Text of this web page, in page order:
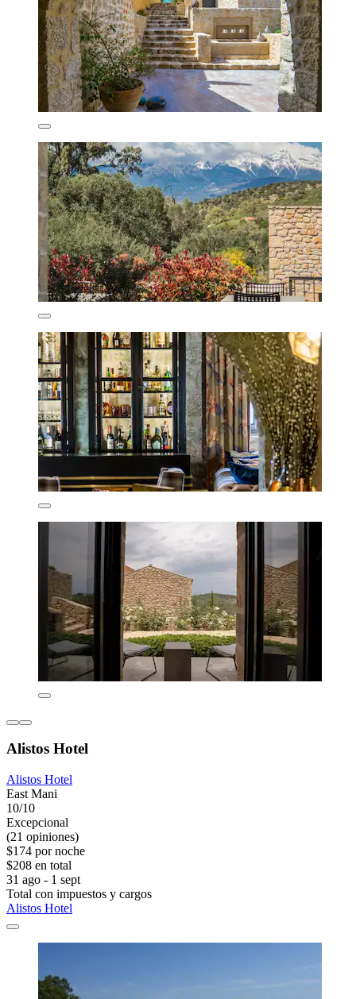
Alistos Hotel
Alistos Hotel
East Mani
10/10
Excepcional
(21 opiniones)
$174 por noche
$208 en total
31 ago - 1 sept
Total con impuestos y cargos
Alistos Hotel